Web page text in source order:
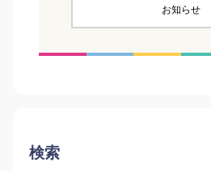
お知らせ
検索